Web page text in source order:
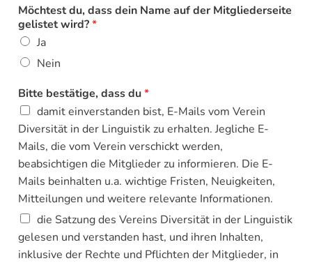
Möchtest du, dass dein Name auf der Mitgliederseite
gelistet wird?*
Ja
Nein
Bitte bestätige, dass du*
damit einverstanden bist, E-Mails vom Verein
Diversität in der Linguistik zu erhalten. Jegliche E-
Mails, die vom Verein verschickt werden,
beabsichtigen die Mitglieder zu informieren. Die E-
Mails beinhalten u.a. wichtige Fristen, Neuigkeiten,
Mitteilungen und weitere relevante Informationen.
die Satzung des Vereins Diversität in der Linguistik
gelesen und verstanden hast, und ihren Inhalten,
inklusive der Rechte und Pflichten der Mitglieder, in